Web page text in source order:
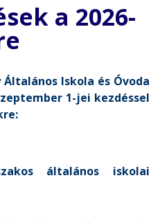
a 2026-
Iskola és Óvoda
1-jei kezdéssel
általános iskolai